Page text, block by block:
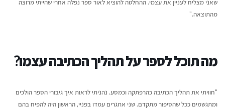
שאני מצליח לעניין את עצמי. ההחלטה להוציא לאור ספר נפלה אחרי שהייתי מרוצה
מהתוצאה."
מה תוכל לספר על תהליך הכתיבה עצמו?
"חוויתי את תהליך הכתיבה כהרפתקה וכמסע. נהניתי לראות איך גיבורי הספר הולכים
ומתגשמים ככל שהסיפור מתקדם. שני אתגרים עמדו בפניי, הראשון היה להפיח בהם